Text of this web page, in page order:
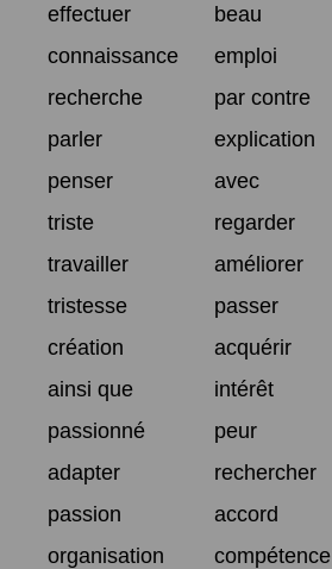
effectuer
beau
connaissance
emploi
recherche
par contre
parler
explication
penser
avec
triste
regarder
travailler
améliorer
tristesse
passer
création
acquérir
ainsi que
intérêt
passionné
peur
adapter
rechercher
passion
accord
organisation
compétence